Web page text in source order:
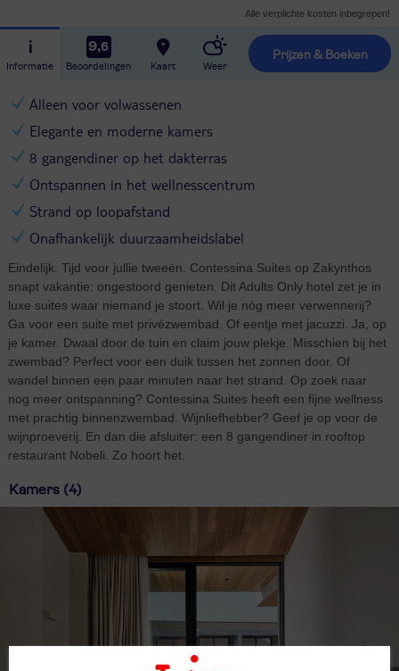
Alle verplichte kosten inbegrepen!
Informatie
9,6
Beoordelingen Kaart Weer
Prijzen & Boeken
Alleen voor volwassenen
Elegante en moderne kamers
8 gangendiner op het dakterras
Ontspannen in het wellnesscentrum
Strand op loopafstand
Onafhankelijk duurzaamheidslabel
Eindelijk. Tijd voor jullie tweeën. Contessina Suites op Zakynthos
snapt vakantie: ongestoord genieten. Dit Adults Only hotel zet je in
luxe suites waar niemand je stoort. Wil je nóg meer verwennerij?
Ga voor een suite met privézwembad. Of eentje met jacuzzi. Ja, op
je kamer. Dwaal door de tuin en claim jouw plekje. Misschien bij het
zwembad? Perfect voor een duik tussen het zonnen door. Of
wandel binnen een paar minuten naar het strand. Op zoek naar
nog meer ontspanning? Contessina Suites heeft een fijne wellness
met prachtig binnenzwembad. Wijnliefhebber? Geef je op voor de
wijnproeverij. En dan die afsluiter: een 8 gangendiner in rooftop
restaurant Nobeli. Zo hoort het.
Kamers (4)